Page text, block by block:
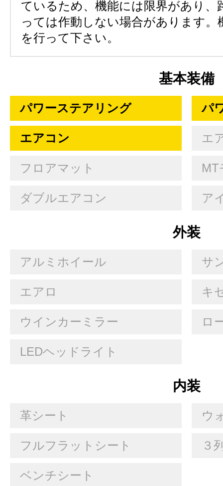
ているため、機能には限界があり、
っては作動しない場合があります。
を行って下さい。
基本装備
パワーステアリング パ
エアコン エ
フロアマット MT
ダブルエアコン ア
外装
アルミホイール サ
エアロ キ
ウインカーミラー ロ
LEDヘッドライト
内装
革シート ウ
フルフラットシート ３
ベンチシート